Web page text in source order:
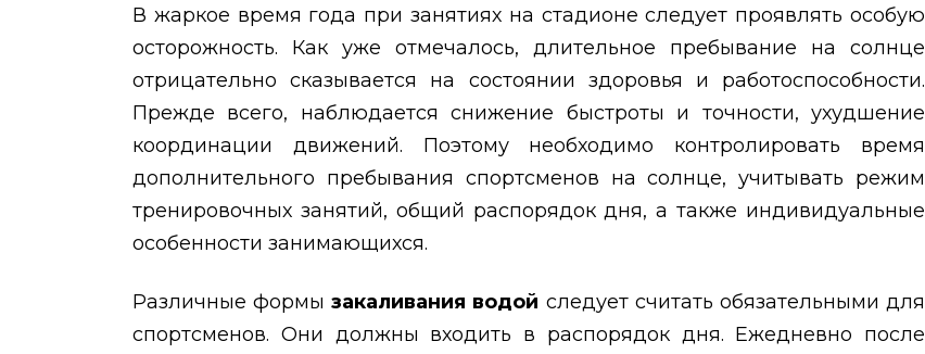
В жаркое время года при занятиях на стадионе следует проявлять особую
осторожность. Как уже отмечалось, длительное пребывание на солнце
отрицательно сказывается на состоянии здоровья и работоспособности.
Прежде всего, наблюдается снижение быстроты и точности, ухудшение
координации движений. Поэтому необходимо контролировать время
дополнительного пребывания спортсменов на солнце, учитывать режим
тренировочных занятий, общий распорядок дня, а также индивидуальные
особенности занимающихся.
Различные формызакаливания водой следует считать обязательными для
спортсменов. Они должны входить в распорядок дня. Ежедневно после